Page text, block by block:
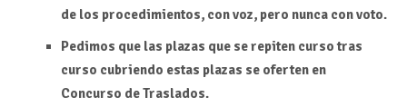
de los procedimientos, con voz, pero nunca con voto.
Pedimos que las plazas que se repiten curso tras
curso cubriendo estas plazas se oferten en
Concurso de Traslados.